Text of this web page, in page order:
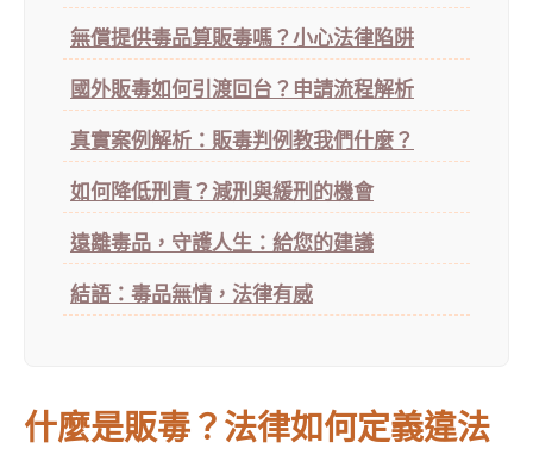
無償提供毒品算販毒嗎？小心法律陷阱
國外販毒如何引渡回台？申請流程解析
真實案例解析：販毒判例教我們什麼？
如何降低刑責？減刑與緩刑的機會
遠離毒品，守護人生：給您的建議
結語：毒品無情，法律有威
什麼是販毒？法律如何定義違法